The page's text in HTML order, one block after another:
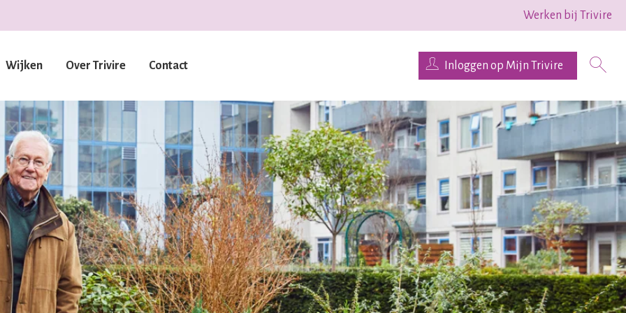
Wijken Over Trivire Contact Inloggen op Mijn Trivire
Werken bij Trivire